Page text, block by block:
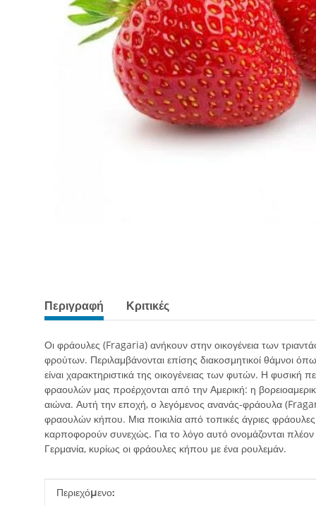
Περιγραφή Κριτικές
Οι φράουλες (Fragaria) ανήκουν στην οικογένεια των
φρούτων. Περιλαμβάνονται επίσης διακοσμητικοί θάμνοι
είναι χαρακτηριστικά της οικογένειας των φυτών. Η
φραουλών μας προέρχονται από την Αμερική: η
αιώνα. Αυτή την εποχή, ο λεγόμενος ανανάς-φράουλα
φραουλών κήπου. Μια ποικιλία από τοπικές άγριες
καρποφορούν συνεχώς. Για το λόγο αυτό ονομάζονται
Γερμανία, κυρίως οι φράουλες κήπου με ένα ρουλεμάν.
#productDetails.itemInformation#
#productDetails.itemValue#
Περιεχόμενο: